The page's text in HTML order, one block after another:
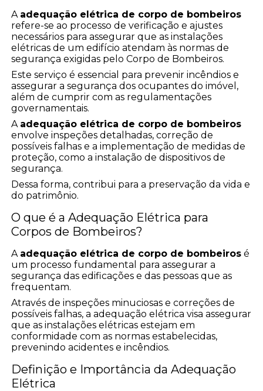
A adequação elétrica de corpo de bombeiros
refere-se ao processo de verificação e ajustes
necessários para assegurar que as instalações
elétricas de um edifício atendam às normas de
segurança exigidas pelo Corpo de Bombeiros.
Este serviço é essencial para prevenir incêndios e
assegurar a segurança dos ocupantes do imóvel,
além de cumprir com as regulamentações
governamentais.
A adequação elétrica de corpo de bombeiros
envolve inspeções detalhadas, correção de
possíveis falhas e a implementação de medidas de
proteção, como a instalação de dispositivos de
segurança.
Dessa forma, contribui para a preservação da vida e
do patrimônio.
O que é a Adequação Elétrica para
Corpos de Bombeiros?
A adequação elétrica de corpo de bombeiros é
um processo fundamental para assegurar a
segurança das edificações e das pessoas que as
frequentam.
Através de inspeções minuciosas e correções de
possíveis falhas, a adequação elétrica visa assegurar
que as instalações elétricas estejam em
conformidade com as normas estabelecidas,
prevenindo acidentes e incêndios.
Definição e Importância da Adequação
Elétrica